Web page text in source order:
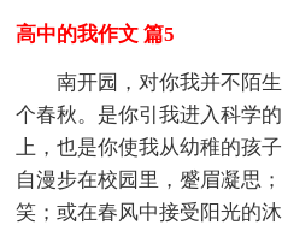
高中的我作文 篇5
南开园，对你我并不陌
个春秋。是你引我进入科学
上，也是你使我从幼稚的孩
自漫步在校园里，蹙眉凝思
笑；或在春风中接受阳光的